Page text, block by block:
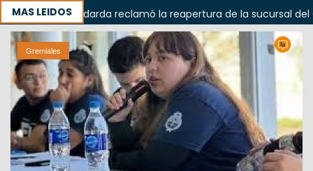
MAS LEIDOSOdarda reclamó la reapertura de la sucursal del
Gremiales